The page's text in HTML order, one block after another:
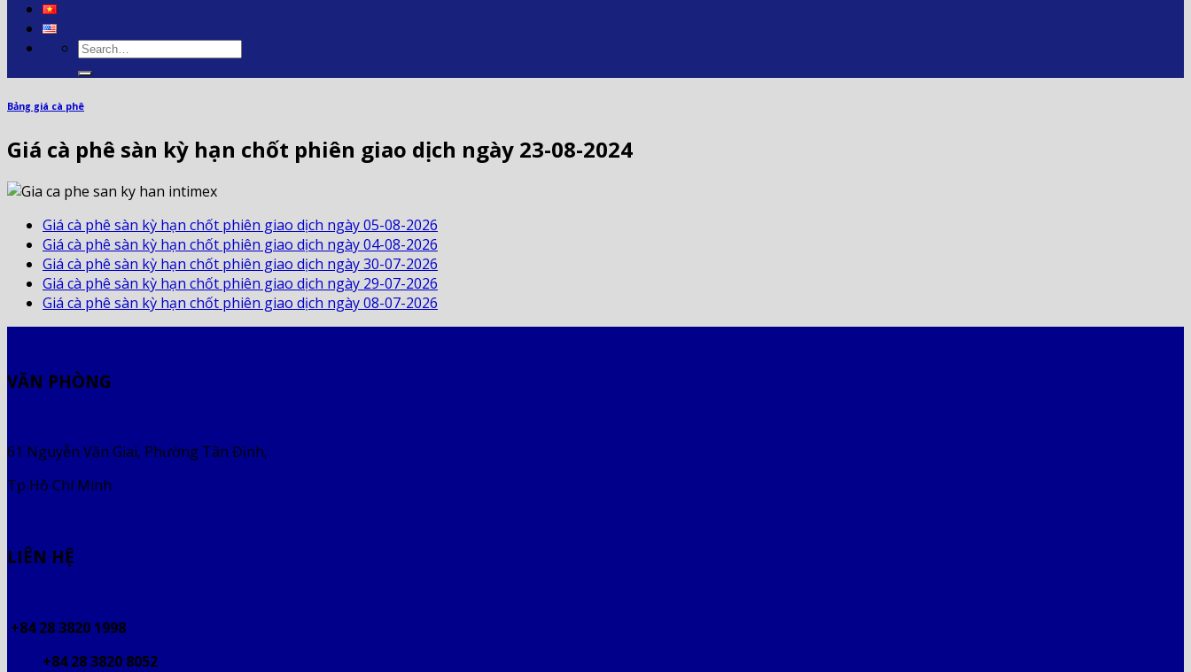
Bảng giá cà phê
Giá cà phê sàn kỳ hạn chốt phiên giao dịch ngày 23-08-2024
Giá cà phê sàn kỳ hạn chốt phiên giao dịch ngày 05-08-2026
Giá cà phê sàn kỳ hạn chốt phiên giao dịch ngày 04-08-2026
Giá cà phê sàn kỳ hạn chốt phiên giao dịch ngày 30-07-2026
Giá cà phê sàn kỳ hạn chốt phiên giao dịch ngày 29-07-2026
Giá cà phê sàn kỳ hạn chốt phiên giao dịch ngày 08-07-2026
VĂN PHÒNG
61 Nguyễn Văn Giai, Phường Tân Định,
Tp Hồ Chí Minh
LIÊN HỆ
+84 28 3820 1998
+84 28 3820 8052